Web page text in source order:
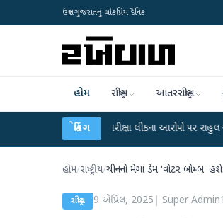
ઉત્તર ગુજરાતનું લોકપ્રિય દૈનિક
હોમ રાષ્ટ્રીય આંતરરાષ્ટ્રીય
બ્રેકિંગ
UGC-NET પરીક્ષા લીકના આરોપો પર રાહુલ ગાંધીએ કેન્દ્ર પર
હોમ/રાષ્ટ્રીય/ચીનનો મેગા ડેમ 'વોટર બોમ્બ'
રાષ્ટ્રીય 9 એપ્રિલ, 2025 Super Admin1